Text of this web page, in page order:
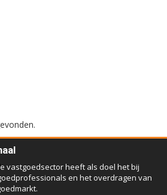
vastgoedsector heeft als doel het bij
en het overdragen van